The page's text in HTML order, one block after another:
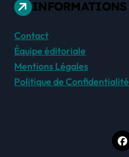
INFORMATIONS
Contact
Équipe éditoriale
Mentions Légales
Politique de Confidentialité